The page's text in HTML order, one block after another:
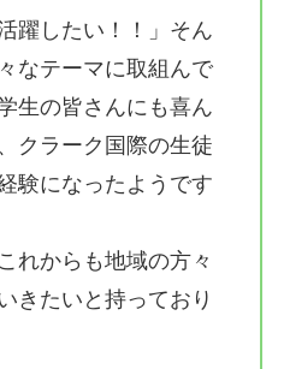
躍したい！！」そん
なテーマに取組んで
生の皆さんにも喜ん
クラーク国際の生徒
験になったようです
れからも地域の方々
きたいと持っており